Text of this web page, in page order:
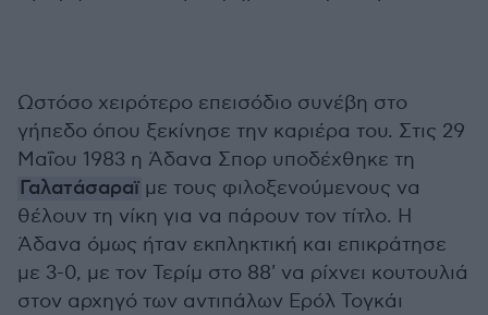
Ωστόσο χειρότερο επεισόδιο συνέβη στο
γήπεδο όπου ξεκίνησε την καριέρα του. Στις 29
Μαΐου 1983 η Άδανα Σπορ υποδέχθηκε τη
Γαλατάσαραϊ με τους φιλοξενούμενους να
θέλουν τη νίκη για να πάρουν τον τίτλο. Η
Άδανα όμως ήταν εκπληκτική και επικράτησε
με 3-0, με τον Τερίμ στο 88' να ρίχνει κουτουλιά
στον αρχηγό των αντιπάλων Ερόλ Τογκάι